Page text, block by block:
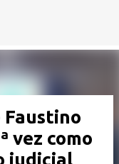
Faustino
vez como
judicial